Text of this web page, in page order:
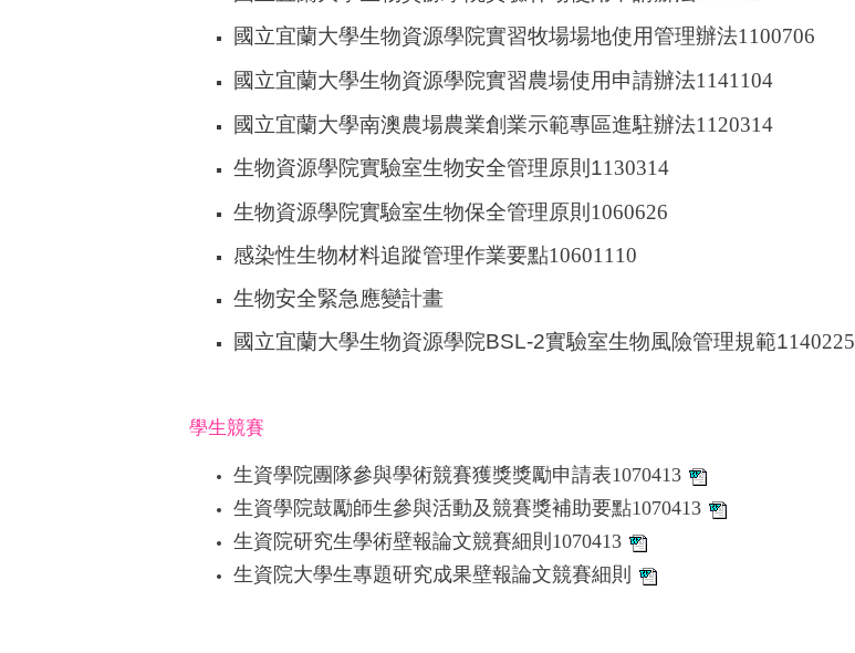
國立宜蘭大學生物資源學院實習牧場場地使用管理辦法1 100706
國立宜蘭大學生物資源學院實習農場使用申請辦法1141104
國立宜蘭大學南澳農場農業創業示範專區進駐辦法1120314
生物資源學院實驗室生物安全管理原則1130314
生物資源學院實驗室生物保全管理原則1060626
感染性生物材料追蹤管理作業要點10601110
生物安全緊急應變計畫
國立宜蘭大學生物資源學院BSL-2實驗室生物風險管理規範1140225
學生競賽
生資學院團隊參與學術競賽獲獎獎勵申請表1070413
生資學院鼓勵師生參與活動及競賽獎補助要點1070413
生資院研究生學術壁報論文競賽細則1070413
生資院大學生專題研究成果壁報論文競賽細則